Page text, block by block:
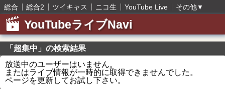
総合 総合2 ツイキャス ニコ生 YouTube Live その他▼
YouTubeライブNavi
「超集中」の検索結果
放送中のユーザーはいません。
またはライブ情報が一時的に取得できませんでした。
ページを更新してお試し下さい。